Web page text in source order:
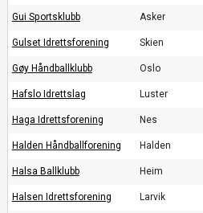
Gui Sportsklubb Asker
Gulset Idrettsforening Skien
Gøy Håndballklubb Oslo
Hafslo Idrettslag Luster
Haga Idrettsforening Nes
Halden Håndballforening Halden
Halsa Ballklubb Heim
Halsen Idrettsforening Larvik